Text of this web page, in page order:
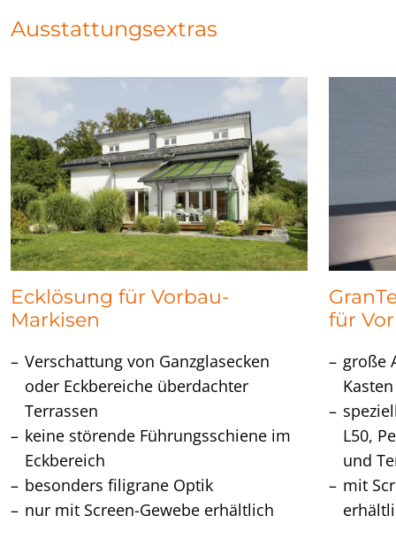
Ausstattungsextras
Ecklösung für Vorbau-
Markisen
Verschattung von Ganzglasecken
oder Eckbereiche überdachter
Terrassen
keine störende Führungsschiene im
Eckbereich
besonders filigrane Optik
nur mit Screen-Gewebe erhältlich
für
große
L50,
und
mit